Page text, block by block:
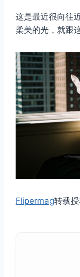
这是最近很向往
柔美的光，就跟
Flipermag转载授